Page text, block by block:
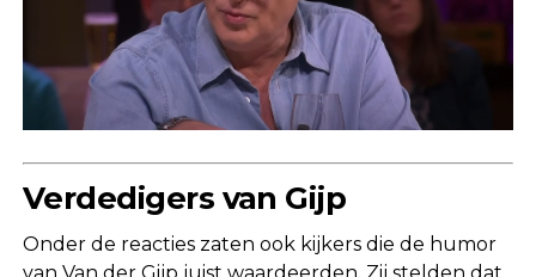
Verdedigers van Gijp
Onder de reacties zaten ook kijkers die de humor